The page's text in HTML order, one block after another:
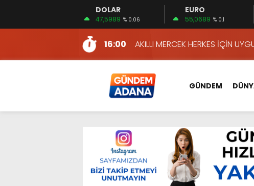
DOLAR
47,5989 % 0.06
EURO
55,0689 % 0.1
12:54
YÜKSEL YEŞİLOVA, KOSOVA
16:00
AKILLI MERCEK HERKES İÇİN
10:06
ADANA’DAKİ CİNAYETLER
13:54
NACAR: ESNAFIN SAĞLIK
13:19
NACAR, DAHA İYİ SAĞLIK
7:26
SULAMA KANALLARINDAKİ
14:24
HERKES İÇİN ERİŞİLEBİLİR BEYİN
EMEKLİLER EN DÜŞÜK EMEKLİ
13:10
İKİNCİ 500’DE ADANA’DAN 15
13:48
HAFTA SONUNA ÖZEL KİTAPLAR…
12:54
YÜKSEL YEŞİLOVA, KOSOVA
GÜNDEM